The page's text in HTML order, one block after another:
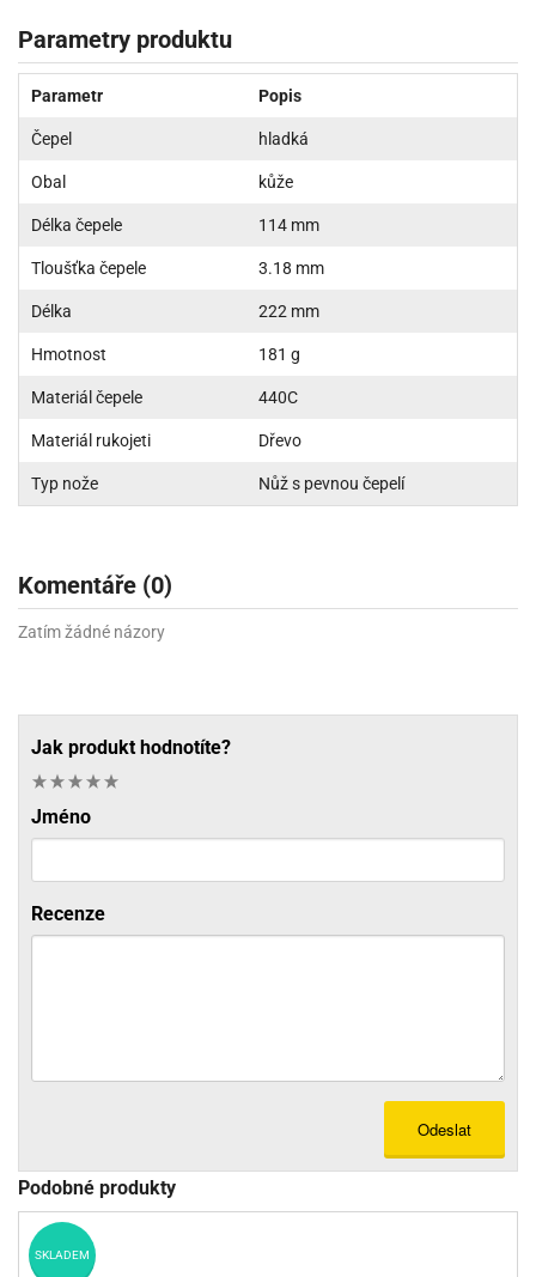
Parametry produktu
Parametr Popis
Čepel hladká
Obal kůže
Délka čepele 114 mm
Tloušťka čepele 3.18 mm
Délka 222 mm
Hmotnost 181 g
Materiál čepele 440C
Materiál rukojeti Dřevo
Typ nože Nůž s pevnou čepelí
Komentáře (0)
Zatím žádné názory
Jak produkt hodnotíte?
Jméno
Recenze
Odeslat
Podobné produkty
SKLADEM